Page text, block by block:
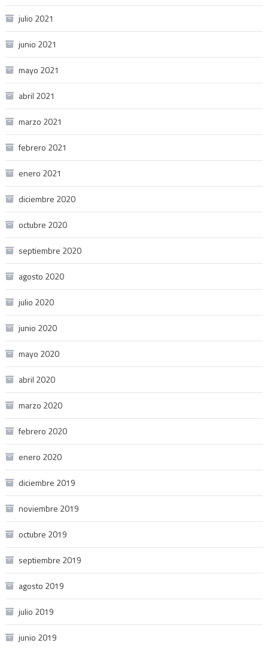
julio 2021
junio 2021
mayo 2021
abril 2021
marzo 2021
febrero 2021
enero 2021
diciembre 2020
octubre 2020
septiembre 2020
agosto 2020
julio 2020
junio 2020
mayo 2020
abril 2020
marzo 2020
febrero 2020
enero 2020
diciembre 2019
noviembre 2019
octubre 2019
septiembre 2019
agosto 2019
julio 2019
junio 2019